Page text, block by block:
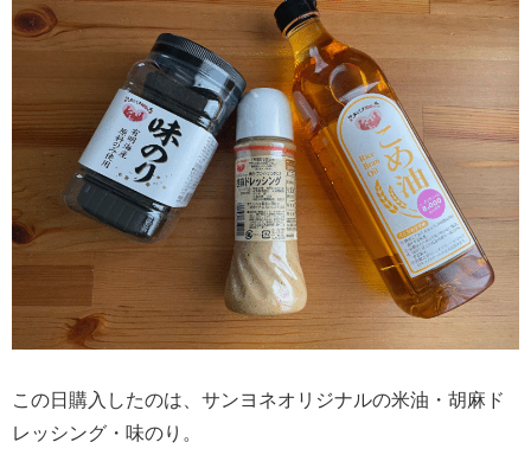
この日購入したのは、サンヨネオリジナルの米油・胡麻ド
レッシング・味のり。